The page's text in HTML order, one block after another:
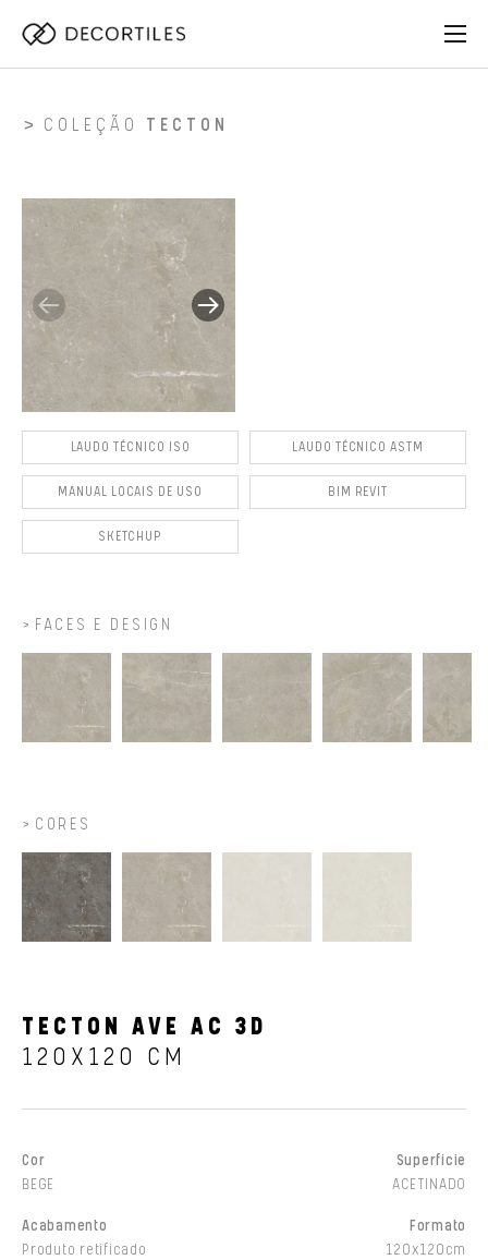
COLEÇÃO TECTON
LAUDO TÉCNICO ISO LAUDO TÉCNICO ASTM
MANUAL LOCAIS DE USO BIM REVIT
SKETCHUP
FACES E DESIGN
CORES
TECTON AVE AC 3D
120X120 CM
Cor
BEGE
Superfície
ACETINADO
Acabamento
Produto retificado
Formato
120x120cm